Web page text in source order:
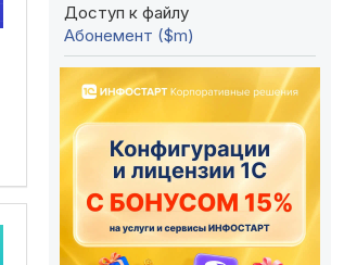
Доступ к файлу
Абонемент ($m)